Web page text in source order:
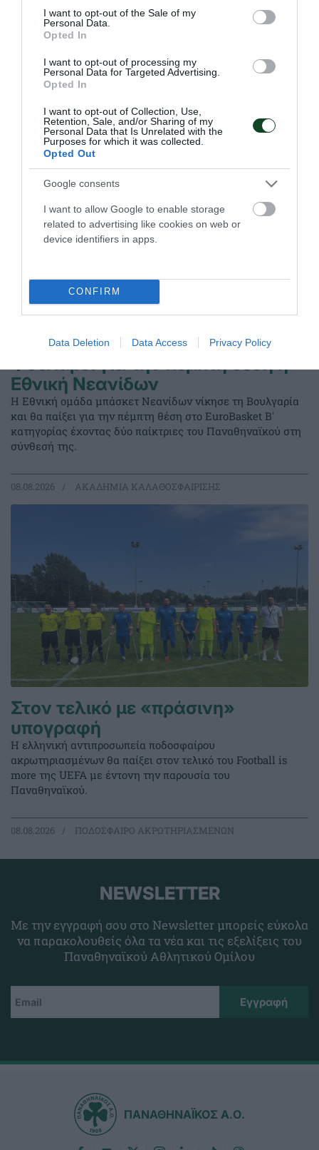
consent section.
I want to opt-out of the Sale of my
Personal Data.
Opted In
I want to opt-out of processing my
Personal Data for Targeted Advertising.
Opted In
I want to opt-out of Collection, Use,
Retention, Sale, and/or Sharing of my
Personal Data that Is Unrelated with the
Purposes for which it was collected.
Opted Out
Google consents
I want to allow Google to enable storage
related to advertising like cookies on web or
device identifiers in apps.
CONFIRM
Data Deletion Data Access Privacy Policy
Δύο στα δύο με «πράσινη»
σύμβολη
Η Εθνική ομάδα μπάσκετ Κορασίδων έκανε το δύο στα δύο
στο EuroBasket Β' κατηγορίας έχοντας τη Μαριάνθη
08.08.2026 ΑΚΑΔΗΜΙΑ ΚΑΛΑΘΟΣΦΑΙΡΙΣΗΣ
Φουλάρει για την πέμπτη θέση η
Εθνική Νεανίδων
Η Εθνική ομάδα μπάσκετ Νεανίδων νίκησε τη Βουλγαρία
και θα παίξει για την πέμπτη θέση στο EuroBasket Β'
κατηγορίας έχοντας δύο παίκτριες του Παναθηναϊκού στη
σύνθεσή της.
08.08.2026 ΑΚΑΔΗΜΙΑ ΚΑΛΑΘΟΣΦΑΙΡΙΣΗΣ
Στον τελικό με «πράσινη»
υπογραφή
Η ελληνική αντιπροσωπεία ποδοσφαίρου
ακρωτηριασμένων θα παίξει στον τελικό του Football is
more της UEFA με έντονη την παρουσία του
Παναθηναϊκού.
08.08.2026 ΠΟΔΟΣΦΑΙΡΟ ΑΚΡΩΤΗΡΙΑΣΜΕΝΩΝ
NEWSLETTER
Με την εγγραφή σου στο Newsletter μπορείς εύκολα
να παρακολουθείς όλα τα νέα και τις εξελίξεις του
Παναθηναϊκού Αθλητικού Ομίλου
ΠΑΝΑΘΗΝΑΪΚΟΣ Α.Ο.